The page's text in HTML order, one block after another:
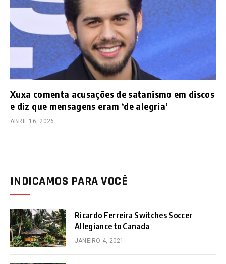
Xuxa comenta acusações de satanismo em discos
e diz que mensagens eram ‘de alegria’
ABRIL 16, 2026
INDICAMOS PARA VOCÊ
Ricardo Ferreira Switches Soccer
Allegiance to Canada
JANEIRO 4, 2021